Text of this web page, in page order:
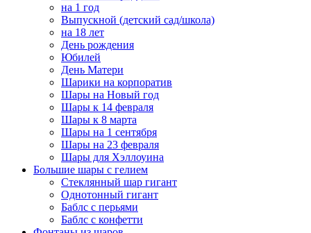
на 1 год
Выпускной (детский сад/школа)
на 18 лет
День рождения
Юбилей
День Матери
Шарики на корпоратив
Шары на Новый год
Шары к 14 февраля
Шары к 8 марта
Шары на 1 сентября
Шары на 23 февраля
Шары для Хэллоуина
Большие шары с гелием
Стеклянный шар гигант
Однотонный гигант
Баблс с перьями
Баблс с конфетти